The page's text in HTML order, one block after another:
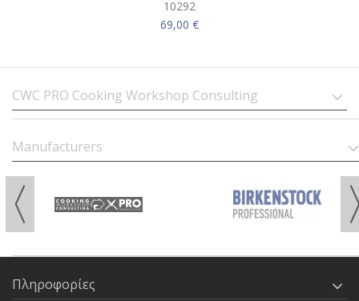
10292
69,00 €
CWC PRO Cooking Workshop Consulting
Manufacturers
Πληροφορίες